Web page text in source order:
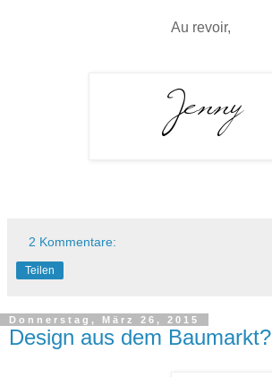
Au revoir,
2 Kommentare:
Teilen
Donnerstag, März 26, 2015
Design aus dem Baumarkt?